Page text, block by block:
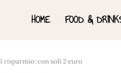
HOME FOOD &
con soli 2 euro